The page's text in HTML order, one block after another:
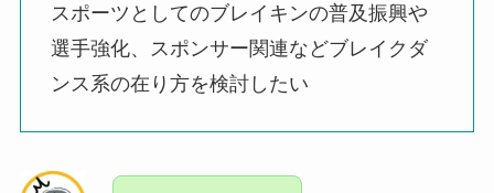
スポーツとしてのブレイキンの普及振興や
選手強化、スポンサー関連などブレイクダ
ンス系の在り方を検討したい